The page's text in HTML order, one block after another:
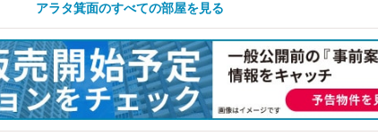
アラタ箕面のすべての部屋を見る